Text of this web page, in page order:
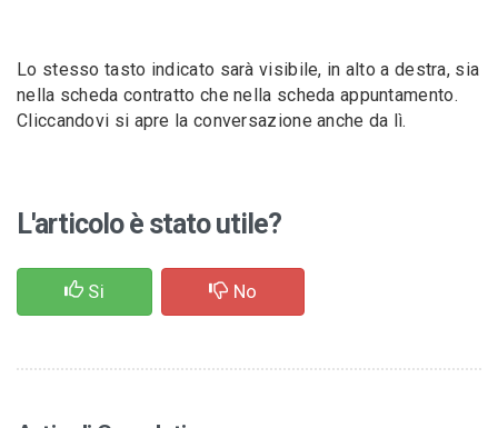
Lo stesso tasto indicato sarà visibile, in alto a destra, sia
nella scheda contratto che nella scheda appuntamento.
Cliccandovi si apre la conversazione anche da lì.
L'articolo è stato utile?
Si No